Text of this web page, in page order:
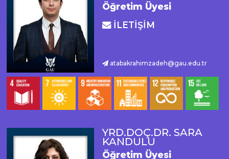
Öğretim Üyesi
İLETİŞİM
atabakrahimzadeh@gau.edu.tr
YRD.DOÇ.DR. SARA
KANDULU
Öğretim Üyesi